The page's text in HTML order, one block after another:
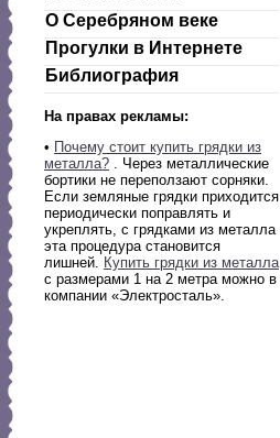
О Серебряном веке
Прогулки в Интернете
Библиография
На правах рекламы:
• Почему стоит купить грядки из
металла? . Через металлические
бортики не переползают сорняки.
Если земляные грядки приходится
периодически поправлять и
укреплять, с грядками из металла
эта процедура становится
лишней. Купить грядки из металла
с размерами 1 на 2 метра можно в
компании «Электросталь».